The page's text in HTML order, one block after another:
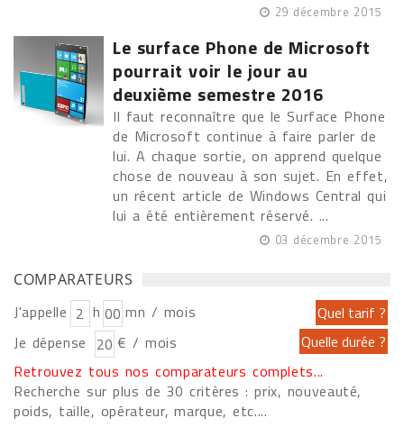
29 décembre 2015
Le surface Phone de Microsoft
pourrait voir le jour au
deuxième semestre 2016
Il faut reconnaître que le Surface Phone
de Microsoft continue à faire parler de
lui. A chaque sortie, on apprend quelque
chose de nouveau à son sujet. En effet,
un récent article de Windows Central qui
lui a été entièrement réservé. ...
03 décembre 2015
COMPARATEURS
J'appelle h
mn / mois
Je dépense
€ / mois
Retrouvez tous nos comparateurs complets...
Recherche sur plus de 30 critères : prix, nouveauté,
poids, taille, opérateur, marque, etc....